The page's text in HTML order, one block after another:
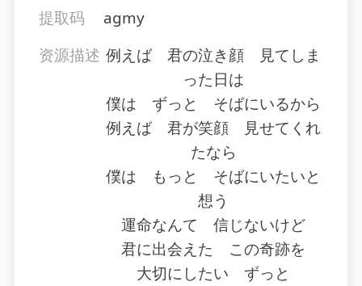
提取码
agmy
资源描述 例えば 君の泣き顔 見てしま
った日は
僕は ずっと そばにいるから
例えば 君が笑顔 見せてくれ
たなら
僕は もっと そばにいたいと
想う
運命なんて 信じないけど
君に出会えた この奇跡を
大切にしたい ずっと